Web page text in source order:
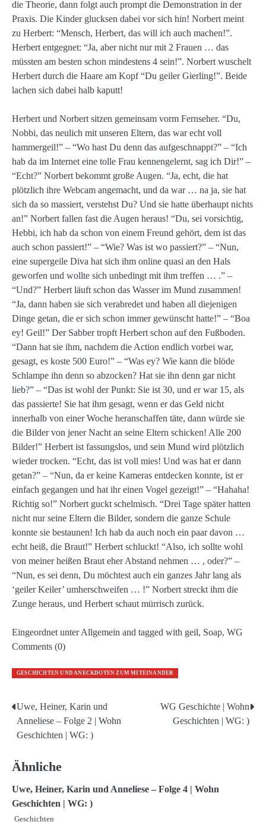
die Theorie, dann folgt auch prompt die Demonstration in der
Praxis. Die Kinder glucksen dabei vor sich hin! Norbert meint
zu Herbert: “Mensch, Herbert, das will ich auch machen!”.
Herbert entgegnet: “Ja, aber nicht nur mit 2 Frauen … das
müssten am besten schon mindestens 4 sein!”. Norbert wuschelt
Herbert durch die Haare am Kopf “Du geiler Gierling!”. Beide
lachen sich dabei halb kaputt!
Herbert und Norbert sitzen gemeinsam vorm Fernseher. “Du,
Nobbi, das neulich mit unseren Eltern, das war echt voll
hammergeil!” – “Wo hast Du denn das aufgeschnappt?” – “Ich
hab da im Internet eine tolle Frau kennengelernt, sag ich Dir!” –
“Echt?” Norbert bekommt große Augen. “Ja, echt, die hat
plötzlich ihre Webcam angemacht, und da war … na ja, sie hat
sich da so massiert, verstehst Du? Und sie hatte überhaupt nichts
an!” Norbert fallen fast die Augen heraus! “Du, sei vorsichtig,
Hebbi, ich hab da schon von einem Freund gehört, dem ist das
auch schon passiert!” – “Wie? Was ist wo passiert?” – “Nun,
eine supergeile Diva hat sich ihm online quasi an den Hals
geworfen und wollte sich unbedingt mit ihm treffen … .” –
“Und?” Herbert läuft schon das Wasser im Mund zusammen!
“Ja, dann haben sie sich verabredet und haben all diejenigen
Dinge getan, die er sich schon immer gewünscht hatte!” – “Boa
ey! Geil!” Der Sabber tropft Herbert schon auf den Fußboden.
“Dann hat sie ihm, nachdem die Action endlich vorbei war,
gesagt, es koste 500 Euro!” – “Was ey? Wie kann die blöde
Schlampe ihn denn so abzocken? Hat sie ihn denn gar nicht
lieb?” – “Das ist wohl der Punkt: Sie ist 30, und er war 15, als
das passierte! Sie hat ihm gesagt, wenn er das Geld nicht
innerhalb von einer Woche heranschaffen täte, dann würde sie
die Bilder von jener Nacht an seine Eltern schicken! Alle 200
Bilder!” Herbert ist fassungslos, und sein Mund wird plötzlich
wieder trocken. “Echt, das ist voll mies! Und was hat er dann
getan?” – “Nun, da er keine Kameras entdecken konnte, ist er
einfach gegangen und hat ihr einen Vogel gezeigt!” – “Hahaha!
Richtig so!” Norbert guckt schelmisch. “Drei Tage später hatten
nicht nur seine Eltern die Bilder, sondern die ganze Schule
konnte sie bestaunen! Ich hab da auch noch ein paar davon …
echt heiß, die Braut!” Herbert schluckt! “Also, ich sollte wohl
von meiner heißen Braut eher Abstand nehmen … , oder?” –
“Nun, es sei denn, Du möchtest auch ein ganzes Jahr lang als
‘geiler Keiler’ umherschweifen … !” Norbert streckt ihm die
Zunge heraus, und Herbert schaut mürrisch zurück.
Eingeordnet unter Allgemein and tagged with geil, Soap, WG
Comments (0)
GESCHICHTEN UND ANECKDOTEN ZUM MITEINANDER
Beitragsnavigation
Uwe, Heiner, Karin und
Anneliese – Folge 2 | Wohn
Geschichten | WG: )
WG Geschichte | Wohn
Geschichten | WG: )
Ähnliche
Uwe, Heiner, Karin und Anneliese – Folge 4 | Wohn
Geschichten | WG: )
Geschichten